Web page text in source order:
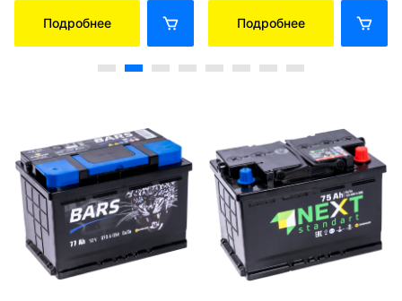
Подробнее Подробнее